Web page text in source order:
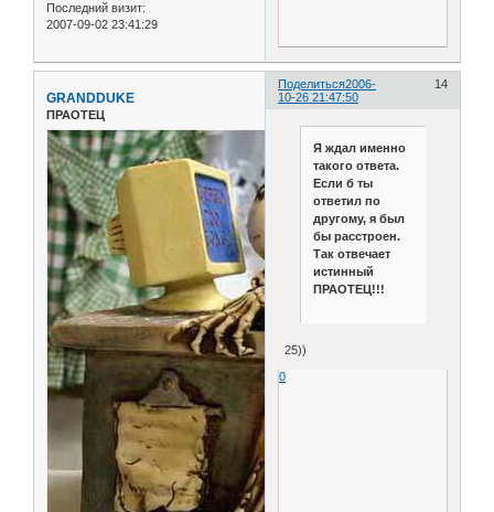
Последний визит:
2007-09-02 23:41:29
Поделиться 14
2006-
10-26 21:47:50
GRANDDUKE
ПРАОТЕЦ
Я ждал именно
такого ответа.
Если б ты
ответил по
другому, я был
бы расстроен.
Так отвечает
истинный
ПРАОТЕЦ!!!
25))
0